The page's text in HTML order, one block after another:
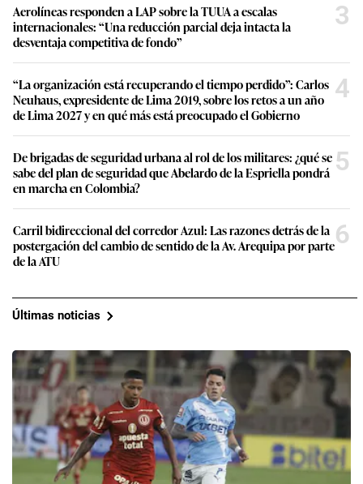
Aerolíneas responden a LAP sobre la TUUA a escalas
internacionales: “Una reducción parcial deja intacta la
desventaja competitiva de fondo”
3
“La organización está recuperando el tiempo perdido”: Carlos
Neuhaus, expresidente de Lima 2019, sobre los retos a un año
de Lima 2027 y en qué más está preocupado el Gobierno
4
De brigadas de seguridad urbana al rol de los militares: ¿qué se
sabe del plan de seguridad que Abelardo de la Espriella pondrá
en marcha en Colombia?
5
Carril bidireccional del corredor Azul: Las razones detrás de la
postergación del cambio de sentido de la Av. Arequipa por parte
de la ATU
6
Últimas noticias